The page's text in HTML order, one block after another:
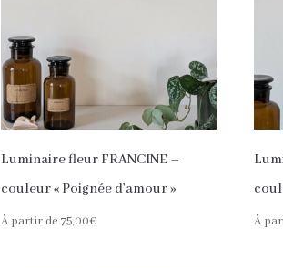
Luminaire fleur FRANCINE –
couleur « Poignée d’amour »
À partir de 75,00€ À